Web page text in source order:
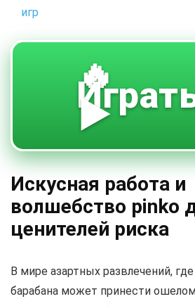
игр
🔥
▶️
Искусная работа и
волшебство pinko
ценителей риска
В мире азартных развлечений,
барабана может принести